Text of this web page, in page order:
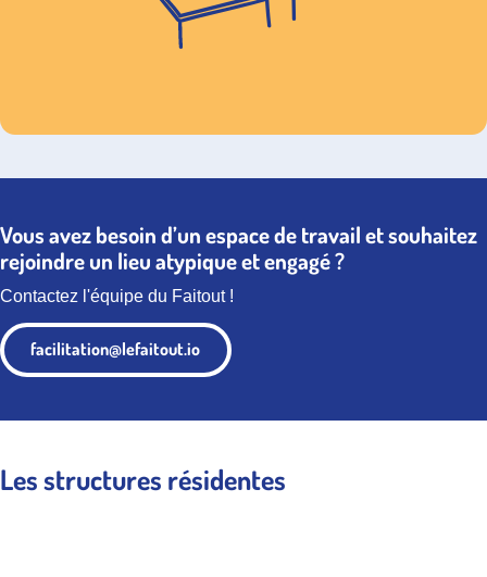
Vous avez besoin d’un espace de travail et souhaitez
rejoindre un lieu atypique et engagé ?
Contactez l'équipe du Faitout !
facilitation@lefaitout.io
Les structures résidentes